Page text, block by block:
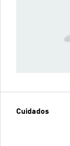
Cuidados